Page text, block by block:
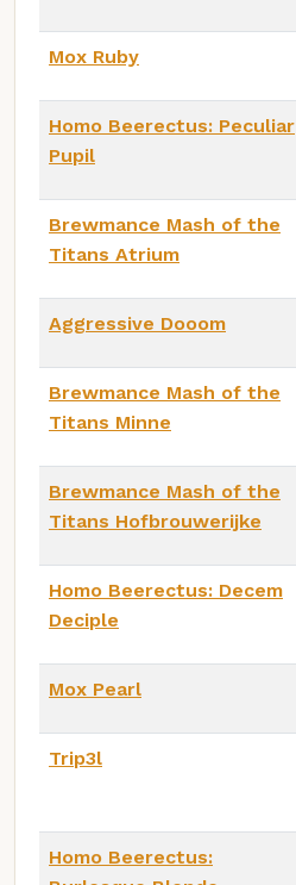
Mox Ruby
Homo Beerectus: Peculiar
Pupil
Brewmance Mash of the
Titans Atrium
Aggressive Dooom
Brewmance Mash of the
Titans Minne
Brewmance Mash of the
Titans Hofbrouwerijke
Homo Beerectus: Decem
Deciple
Mox Pearl
Trip3l
Homo Beerectus: